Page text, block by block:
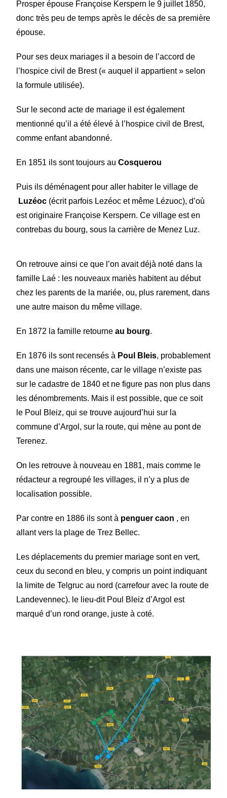
Prosper épouse Françoise Kerspern le 9 juillet 1850,
donc très peu de temps après le décès de sa première
épouse.
Pour ses deux mariages il a besoin de l’accord de
l’hospice civil de Brest (« auquel il appartient » selon
la formule utilisée).
Sur le second acte de mariage il est également
mentionné qu’il a été élevé à l’hospice civil de Brest,
comme enfant abandonné.
En 1851 ils sont toujours auCosquerou
Puis ils déménagent pour aller habiter le village de
Luzéoc (écrit parfois Lezéoc et même Lézuoc), d’où
est originaire Françoise Kerspern. Ce village est en
contrebas du bourg, sous la carrière de Menez Luz.
On retrouve ainsi ce que l’on avait déjà noté dans la
famille Laé : les nouveaux mariès habitent au début
chez les parents de la mariée, ou, plus rarement, dans
une autre maison du même village.
En 1872 la famille retourneau bourg.
En 1876 ils sont recensés à Poul Bleis, probablement
dans une maison récente, car le village n’existe pas
sur le cadastre de 1840 et ne figure pas non plus dans
les dénombrements. Mais il est possible, que ce soit
le Poul Bleiz, qui se trouve aujourd’hui sur la
commune d’Argol, sur la route, qui mène au pont de
Terenez.
On les retrouve à nouveau en 1881, mais comme le
rédacteur a regroupé les villages, il n’y a plus de
localisation possible.
Par contre en 1886 ils sont à penguer caon , en
allant vers la plage de Trez Bellec.
Les déplacements du premier mariage sont en vert,
ceux du second en bleu, y compris un point indiquant
la limite de Telgruc au nord (carrefour avec la route de
Landevennec). le lieu-dit Poul Bleiz d’Argol est
marqué d’un rond orange, juste à coté.